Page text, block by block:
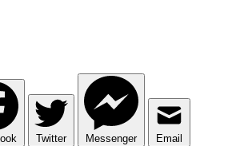
Twitter Messenger Email